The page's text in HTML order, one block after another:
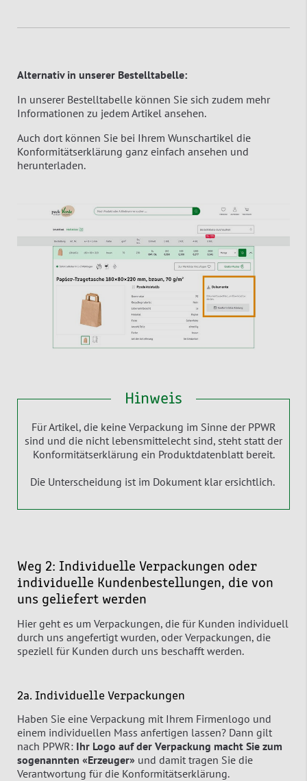
Alternativ in unserer Bestelltabelle:
In unserer Bestelltabelle können Sie sich zudem mehr
Informationen zu jedem Artikel ansehen.
Auch dort können Sie bei Ihrem Wunschartikel die
Konformitätserklärung ganz einfach ansehen und
herunterladen.
Hinweis
Für Artikel, die keine Verpackung im Sinne der PPWR
sind und die nicht lebensmittelecht sind, steht statt der
Konformitätserklärung ein Produktdatenblatt bereit.
Die Unterscheidung ist im Dokument klar ersichtlich.
Weg 2: Individuelle Verpackungen oder
individuelle Kundenbestellungen, die von
uns geliefert werden
Hier geht es um Verpackungen, die für Kunden individuell
durch uns angefertigt wurden, oder Verpackungen, die
speziell für Kunden durch uns beschafft werden.
2a. Individuelle Verpackungen
Haben Sie eine Verpackung mit Ihrem Firmenlogo und
einem individuellen Mass anfertigen lassen? Dann gilt
nach PPWR: Ihr Logo auf der Verpackung macht Sie zum
sogenannten «Erzeuger» und damit tragen Sie die
Verantwortung für die Konformitätserklärung.